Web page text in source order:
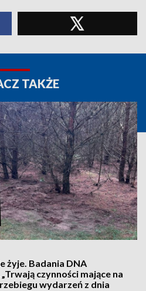
TAKŻE
żyje. Badania DNA
czynności mające na
wydarzeń z dnia